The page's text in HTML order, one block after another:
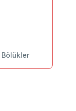
Bölükler